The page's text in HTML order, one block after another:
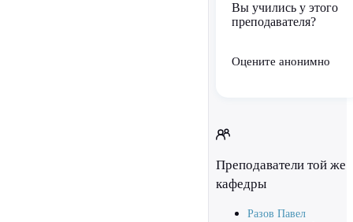
Вы учились у этого
преподавателя?
Оцените анонимно
Преподаватели той же
кафедры
Разов Павел